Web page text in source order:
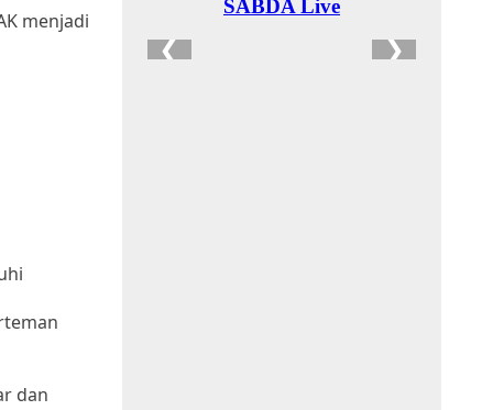
menjadi
dan